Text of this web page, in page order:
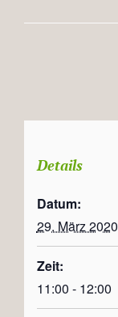
Details
Datum:
29. März 2020
Zeit:
11:00 - 12:00